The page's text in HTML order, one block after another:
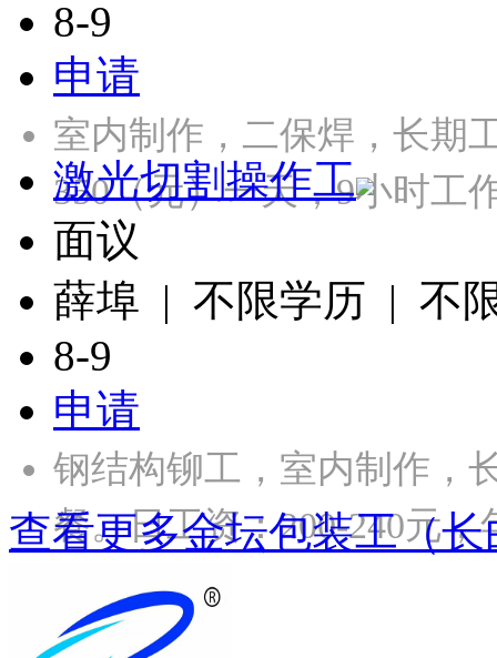
8-9
申请
室内制作，二保焊，长期
350（元）一天，9小时
激光切割操作工
面议
薛埠 | 不限学历 | 不
8-9
申请
钢结构铆工，室内制作，
餐。日工资：200-240元
查看更多金坛包装工（